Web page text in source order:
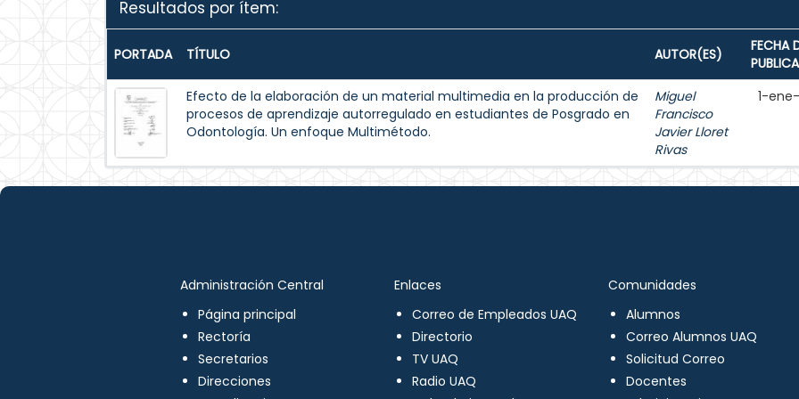
Resultados por ítem:
PORTADA TÍTULO AUTOR(ES)
FECHA
Efecto de la elaboración de un material multimedia en la producción de
procesos de aprendizaje autorregulado en estudiantes de Posgrado en
Odontología. Un enfoque Multimétodo.
Miguel
Francisco
Javier Lloret
Rivas
1-
Administración Central
Página principal
Rectoría
Secretarios
Direcciones
Enlaces
Correo de Empleados UAQ
Directorio
TV UAQ
Radio UAQ
Comunidades
Alumnos
Correo Alumnos UAQ
Solicitud Correo
Docentes